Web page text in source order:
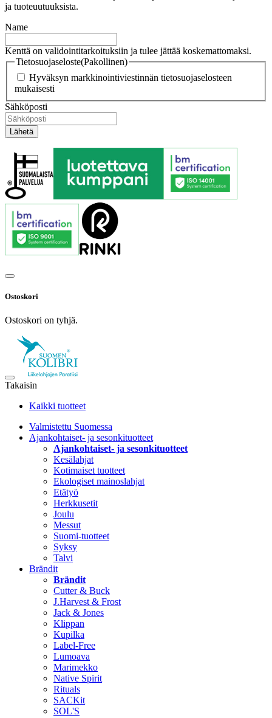
ja tuoteuutuuksista.
Name
Kenttä on validointitarkoituksiin ja tulee jättää koskemattomaksi.
Tietosuojaseloste(Pakollinen)
Hyväksyn markkinointiviestinnän tietosuojaselosteen
mukaisesti
Sähköposti
Ostoskori
Ostoskori on tyhjä.
Takaisin
Kaikki tuotteet
Valmistettu Suomessa
Ajankohtaiset- ja sesonkituotteet
Ajankohtaiset- ja sesonkituotteet
Kesälahjat
Kotimaiset tuotteet
Ekologiset mainoslahjat
Etätyö
Herkkusetit
Joulu
Messut
Suomi-tuotteet
Syksy
Talvi
Brändit
Brändit
Cutter & Buck
J.Harvest & Frost
Jack & Jones
Klippan
Kupilka
Label-Free
Lumoava
Marimekko
Native Spirit
Rituals
SACKit
SOL'S